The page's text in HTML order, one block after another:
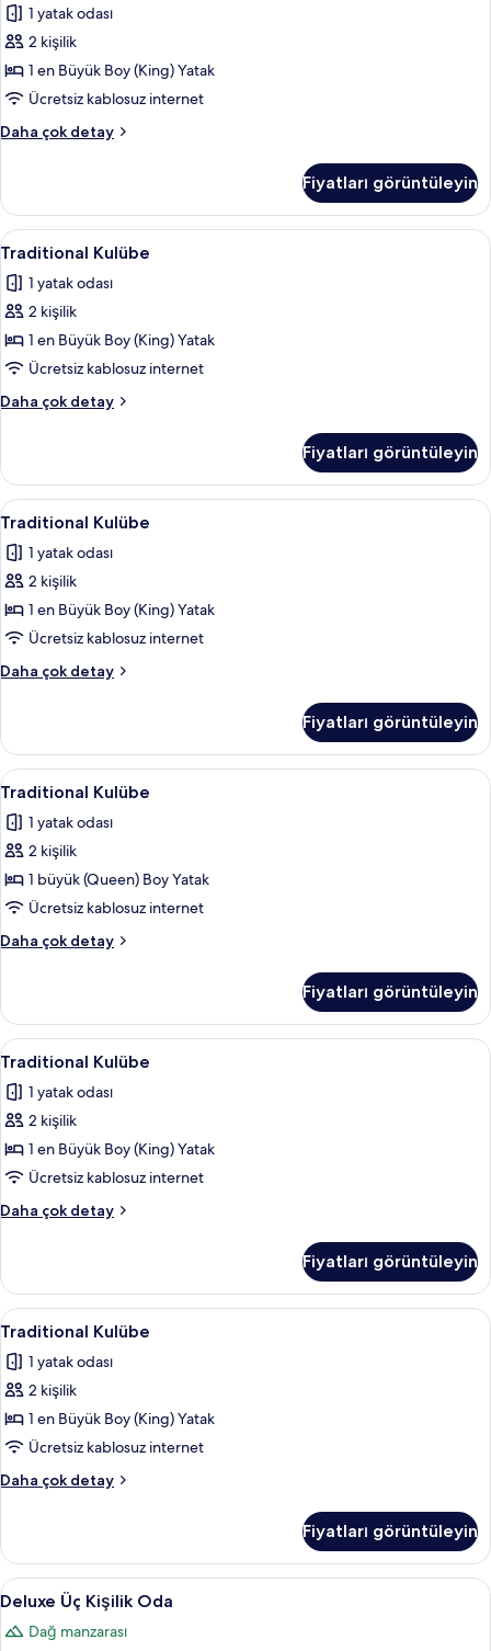
için
tüm
fotoğrafları
görün
1 yatak odası
2 kişilik
1 en Büyük Boy (King) Yatak
Ücretsiz kablosuz internet
Daha çok detay
Traditional
fazla
detay
Fiyatları görüntüleyin
Traditional
Kulübe
için
tüm
fotoğrafları
görün
Traditional Kulübe | Ütü/ütü masası,
5
Traditional Kulübe
1 yatak odası
2 kişilik
1 en Büyük Boy (King) Yatak
Ücretsiz kablosuz internet
Daha çok detay
Traditional
fazla
detay
Fiyatları görüntüleyin
Traditional
Kulübe
için
tüm
fotoğrafları
görün
Traditional Kulübe | Oturma alanı |
15
Traditional Kulübe
1 yatak odası
2 kişilik
1 en Büyük Boy (King) Yatak
Ücretsiz kablosuz internet
Daha çok detay
Traditional
fazla
detay
Fiyatları görüntüleyin
Traditional
Kulübe
için
tüm
fotoğrafları
görün
Traditional Kulübe | Ütü/ütü masası,
5
Traditional Kulübe
1 yatak odası
2 kişilik
1 büyük (Queen) Boy Yatak
Ücretsiz kablosuz internet
Daha çok detay
Traditional
fazla
detay
Fiyatları görüntüleyin
Traditional
Kulübe
için
tüm
fotoğrafları
görün
Traditional Kulübe | Ütü/ütü masası,
7
Traditional Kulübe
1 yatak odası
2 kişilik
1 en Büyük Boy (King) Yatak
Ücretsiz kablosuz internet
Daha çok detay
Traditional
fazla
detay
Fiyatları görüntüleyin
Traditional
Kulübe
için
tüm
fotoğrafları
görün
Traditional Kulübe | Ütü/ütü masası,
6
Traditional Kulübe
1 yatak odası
2 kişilik
1 en Büyük Boy (King) Yatak
Ücretsiz kablosuz internet
Daha çok detay
Traditional
fazla
detay
Fiyatları görüntüleyin
Deluxe
Üç
Kişilik
Deluxe Üç Kişilik Oda | Ütü/ütü
11
Deluxe Üç Kişilik Oda
Dağ manzarası